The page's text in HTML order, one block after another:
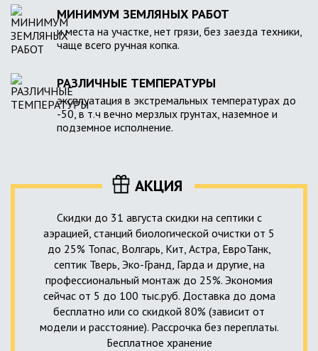
МИНИМУМ ЗЕМЛЯНЫХ РАБОТ
и места на участке, нет грязи, без заезда техники,
чаще всего ручная копка.
РАЗЛИЧНЫЕ ТЕМПЕРАТУРЫ
эксплуатация в экстремальных температурах до
-50, в т.ч вечно мерзлых грунтах, наземное и
подземное исполнение.
АКЦИЯ
Скидки до 31 августа скидки на септики с
аэрацией, станций биологической очистки от 5
до 25% Топас, Волгарь, Кит, Астра, ЕвроТанк,
септик Тверь, Эко-Гранд, Гарда и другие, на
профессиональный монтаж до 25%. Экономия
сейчас от 5 до 100 тыс.руб. Доставка до дома
бесплатно или со скидкой 80% (зависит от
модели и расстояние). Рассрочка без переплаты.
Бесплатное хранение